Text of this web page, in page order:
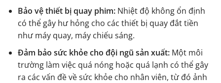
Bảo vệ thiết bị quay phim:Nhiệt độ không ổn định
có thể gây hư hỏng cho các thiết bị quay đắt tiền
như máy quay, máy chiếu sáng.
Đảm bảo sức khỏe cho đội ngũ sản xuất:Một môi
trường làm việc quá nóng hoặc quá lạnh có thể gây
ra các vấn đề về sức khỏe cho nhân viên, từ đó ảnh